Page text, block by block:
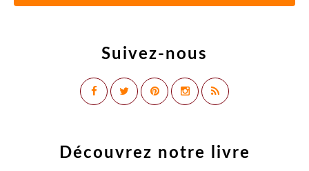
Suivez-nous
Découvrez notre livre